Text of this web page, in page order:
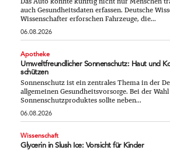
auch Gesundheitsdaten erfassen. Deutsche
Wissenschafter erforschen Fahrzeuge, die...
06.08.2026
Apotheke
Umweltfreundlicher Sonnenschutz: Haut und
schützen
Sonnenschutz ist ein zentrales Thema in der
allgemeinen Gesundheitsvorsorge. Bei der Wahl
Sonnenschutzproduktes sollte neben...
06.08.2026
Wissenschaft
Glycerin in Slush Ice: Vorsicht für Kinder